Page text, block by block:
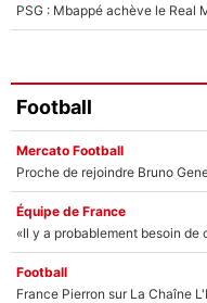
PSG : Mbappé achève le Real
Football
Mercato Football
Équipe de France
Football